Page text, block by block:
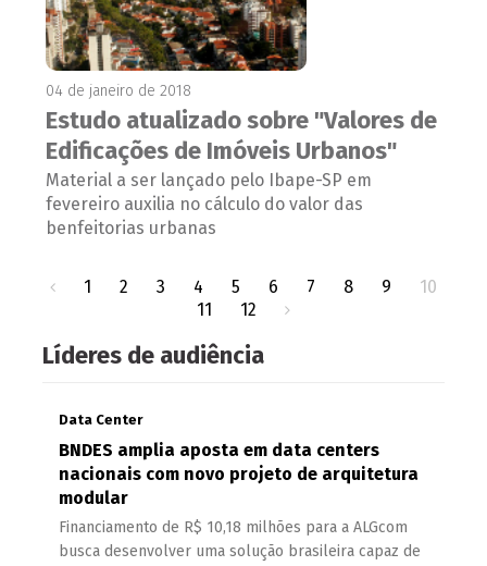
04 de janeiro de 2018
Estudo atualizado sobre "Valores de
Edificações de Imóveis Urbanos"
Material a ser lançado pelo Ibape-SP em
fevereiro auxilia no cálculo do valor das
benfeitorias urbanas
1 2 3 4 5 6 7 8 9
10
11
12
Líderes de audiência
Data Center
BNDES amplia aposta em data centers
nacionais com novo projeto de arquitetura
modular
Financiamento de R$ 10,18 milhões para a ALGcom
busca desenvolver uma solução brasileira capaz de